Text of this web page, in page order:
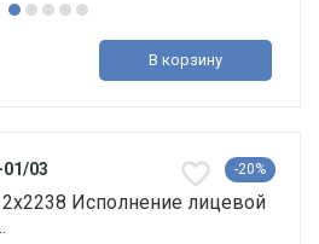
В корзину
03 -20%
Исполнение лицевой